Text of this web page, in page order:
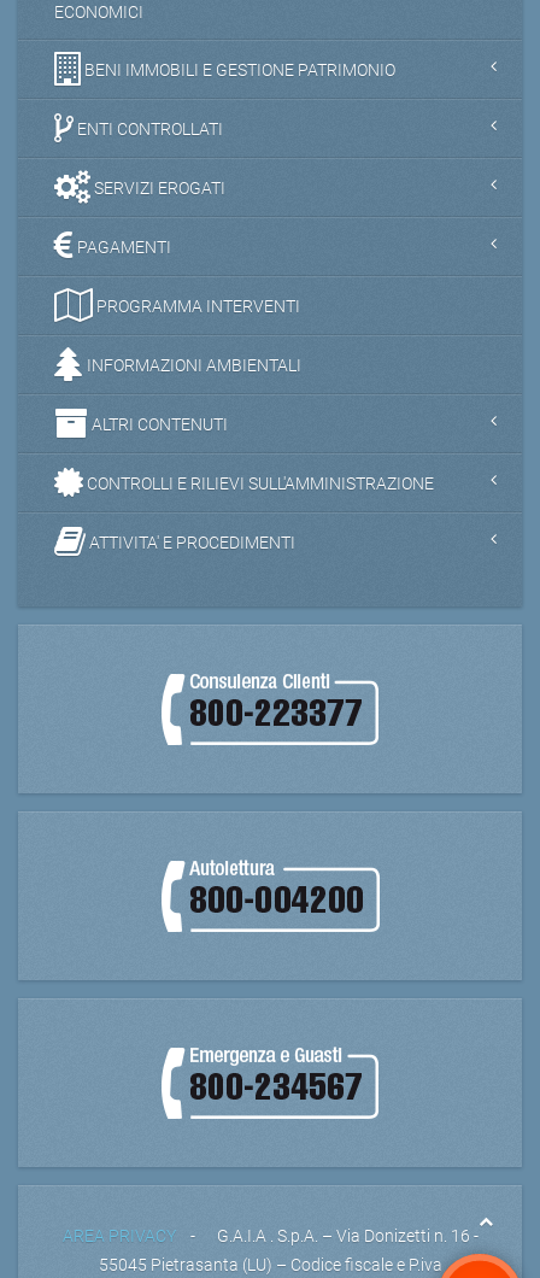
ECONOMICI
BENI IMMOBILI E GESTIONE PATRIMONIO
ENTI CONTROLLATI
SERVIZI EROGATI
PAGAMENTI
PROGRAMMA INTERVENTI
INFORMAZIONI AMBIENTALI
ALTRI CONTENUTI
CONTROLLI E RILIEVI SULL'AMMINISTRAZIONE
ATTIVITA' E PROCEDIMENTI
AREA PRIVACY- G.A.I.A . S.p.A. – Via Donizetti n. 16 -
55045 Pietrasanta (LU) – Codice fiscale e P.iva